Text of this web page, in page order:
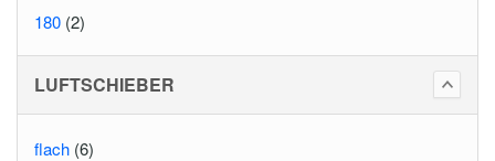
180 (2)
LUFTSCHIEBER
flach (6)